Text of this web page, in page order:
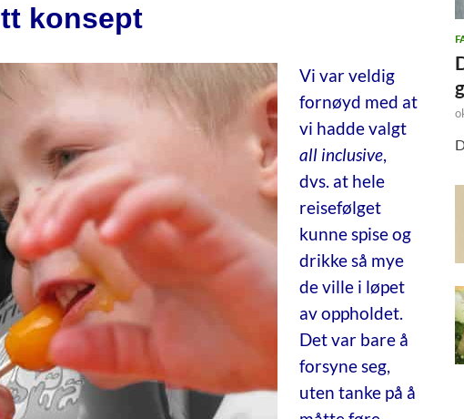
konsept
Vi var veldig
fornøyd med at
vi hadde valgt
all inclusive,
dvs. at hele
reisefølget
kunne spise og
drikke så mye
de ville i løpet
av oppholdet.
Det var bare å
forsyne seg,
uten tanke på å